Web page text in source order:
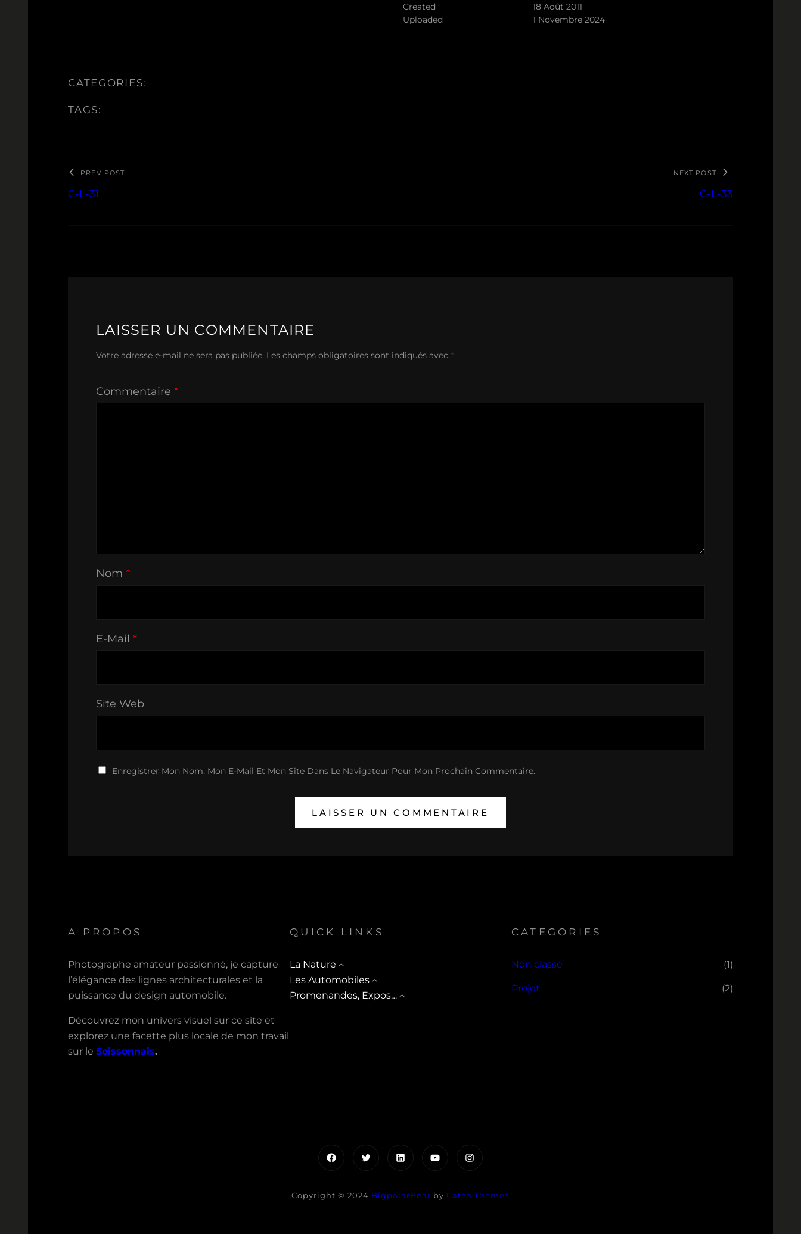
Created
18 Août 2011
Uploaded
1 Novembre 2024
CATEGORIES:
TAGS:
PREV POST
C-L-31
NEXT POST
C-L-33
LAISSER UN COMMENTAIRE
Votre adresse e-mail ne sera pas publiée. Les champs obligatoires sont indiqués avec*
Commentaire*
Nom*
E-Mail*
Site Web
Enregistrer Mon Nom, Mon E-Mail Et Mon Site Dans Le Navigateur Pour Mon Prochain Commentaire.
A PROPOS
Photographe amateur passionné, je capture
l’élégance des lignes architecturales et la
puissance du design automobile.
Découvrez mon univers visuel sur ce site et
explorez une facette plus locale de mon travail
sur leSoissonnais.
QUICK LINKS
La Nature
Les Automobiles
Promenandes, Expos…
CATEGORIES
Non classé (1)
Projet (2)
FacebookTwitterLinkedInYouTubeInstagram
Copyright © 2024 BigpolarBear byCatch Themes